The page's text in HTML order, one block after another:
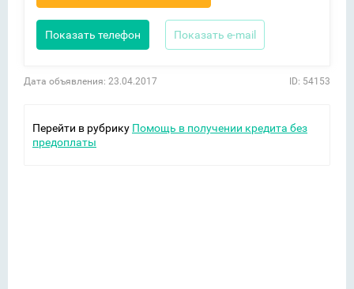
Показать телефон Показать e-mail
Дата объявления: 23.04.2017 ID: 54153
Перейти в рубрику Помощь в получении кредита без
предоплаты